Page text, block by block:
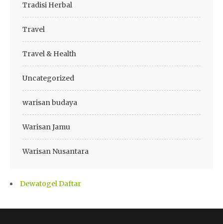
Tradisi Herbal
Travel
Travel & Health
Uncategorized
warisan budaya
Warisan Jamu
Warisan Nusantara
Dewatogel Daftar